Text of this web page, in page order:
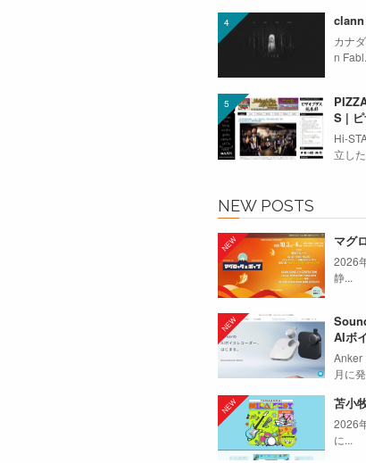
clann
カナ
n
S |
Hi-
立し
NEW POSTS
マグ
2026
静...
AIボ
Anker
月に
苫小
2026
に...